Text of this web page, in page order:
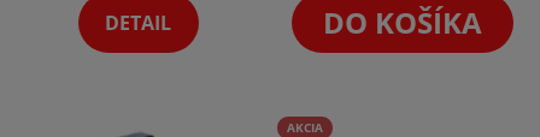
DETAIL DO KOŠÍKA
AKCIA